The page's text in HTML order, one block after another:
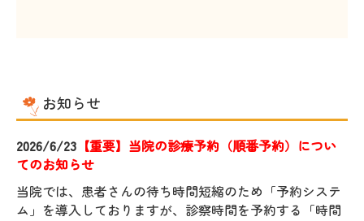
お知らせ
2026/6/23 【重要】当院の診療予約（順番予約）につい
てのお知らせ
当院では、患者さんの待ち時間短縮のため「予約システ
ム」を導入しておりますが、 診察時間を予約する「時間